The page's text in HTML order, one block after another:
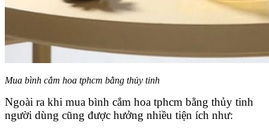
Mua bình cắm hoa tphcm bằng thủy tinh
Ngoài ra khi mua bình cắm hoa tphcm bằng thủy tinh
người dùng cũng được hưởng nhiều tiện ích như: